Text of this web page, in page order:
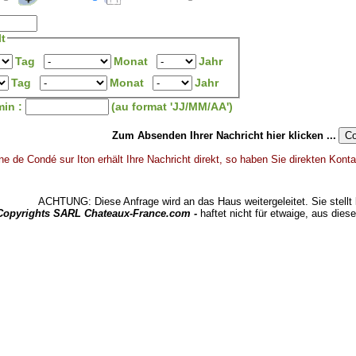
Tag
Monat
Jahr
Tag
Monat
Jahr
:
(au format 'JJ/MM/AA')
Zum Absenden Ihrer Nachricht hier klicken ...
de Condé sur Iton erhält Ihre Nachricht direkt, so haben Sie direkten
ACHTUNG: Diese Anfrage wird an das Haus weitergeleitet. Sie stellt
SARL Chateaux-France.com - haftet nicht für etwaige, aus